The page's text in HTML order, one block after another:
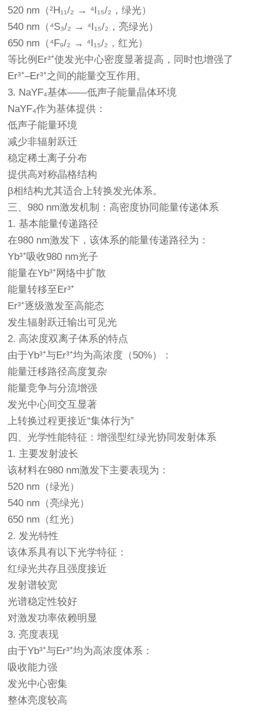
520 nm（²H₁₁/₂ → ⁴I₁₅/₂，绿光）
540 nm（⁴S₃/₂ → ⁴I₁₅/₂，亮绿光）
650 nm（⁴F₉/₂ → ⁴I₁₅/₂，红光）
等比例Er³⁺使发光中心密度显著提高，同时也增强了
Er³⁺–Er³⁺之间的能量交互作用。
3. NaYF₄基体——低声子能量晶体环境
NaYF₄作为基体提供：
低声子能量环境
减少非辐射跃迁
稳定稀土离子分布
提供高对称晶格结构
β相结构尤其适合上转换发光体系。
三、980 nm激发机制：高密度协同能量传递体系
1. 基本能量传递路径
在980 nm激发下，该体系的能量传递路径为：
Yb³⁺吸收980 nm光子
能量在Yb³⁺网络中扩散
能量转移至Er³⁺
Er³⁺逐级激发至高能态
发生辐射跃迁输出可见光
2. 高浓度双离子体系的特点
由于Yb³⁺与Er³⁺均为高浓度（50%）：
能量迁移路径高度复杂
能量竞争与分流增强
发光中心间交互显著
上转换过程更接近“集体行为”
四、光学性能特征：增强型红绿光协同发射体系
1. 主要发射波长
该材料在980 nm激发下主要表现为：
520 nm（绿光）
540 nm（亮绿光）
650 nm（红光）
2. 发光特性
该体系具有以下光学特征：
红绿光共存且强度接近
发射谱较宽
光谱稳定性较好
对激发功率依赖明显
3. 亮度表现
由于Yb³⁺与Er³⁺均为高浓度体系：
吸收能力强
发光中心密集
整体亮度较高